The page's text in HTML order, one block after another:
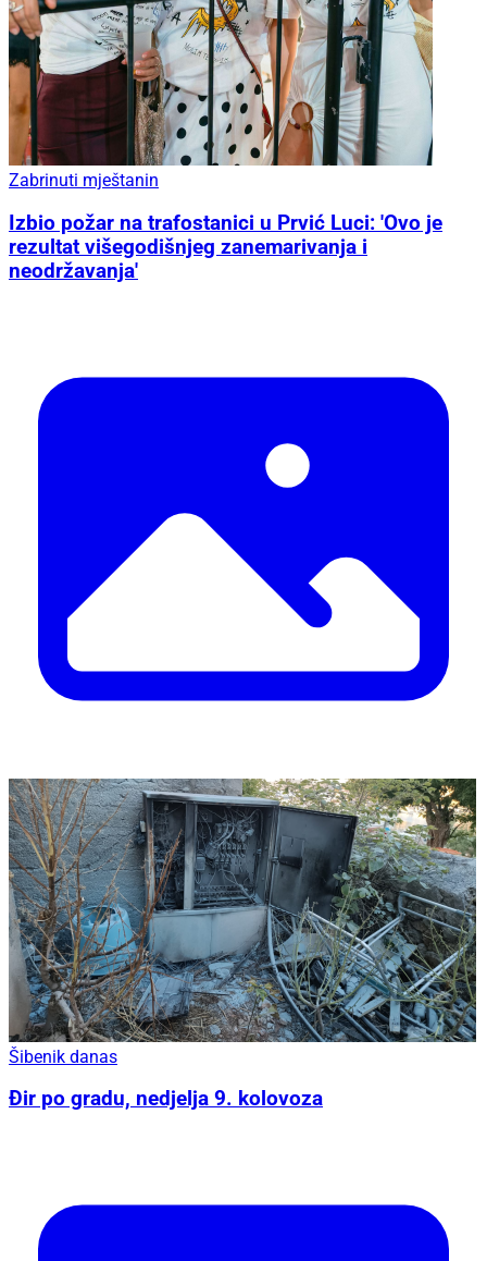
Zabrinuti mještanin
Izbio požar na trafostanici u Prvić Luci: 'Ovo je
rezultat višegodišnjeg zanemarivanja i
neodržavanja'
Šibenik danas
Đir po gradu, nedjelja 9. kolovoza